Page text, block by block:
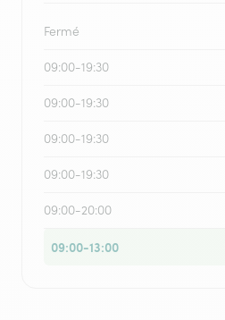
Fermé
09:00-19:30
09:00-19:30
09:00-19:30
09:00-19:30
09:00-20:00
09:00-13:00